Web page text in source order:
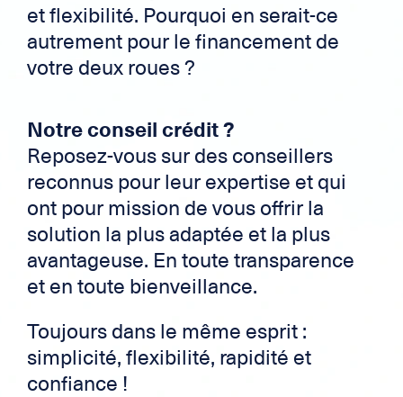
et flexibilité. Pourquoi en serait-ce
autrement pour le financement de
votre deux roues ?
Notre conseil crédit ?
Reposez-vous sur des conseillers
reconnus pour leur expertise et qui
ont pour mission de vous offrir la
solution la plus adaptée et la plus
avantageuse. En toute transparence
et en toute bienveillance.
Toujours dans le même esprit :
simplicité, flexibilité, rapidité et
confiance !